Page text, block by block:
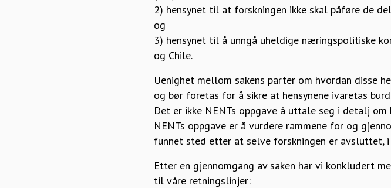
2) hensynet til at forskningen ikke skal påføre de
og
3) hensynet til å unngå uheldige næringspolitiske
og Chile.
Uenighet mellom sakens parter om hvordan disse
og bør foretas for å sikre at hensynene ivaretas
Det er ikke NENTs oppgave å uttale seg i detalj
NENTs oppgave er å vurdere rammene for og
funnet sted etter at selve forskningen er avsluttet,
Etter en gjennomgang av saken har vi konkludert
til våre retningslinjer: